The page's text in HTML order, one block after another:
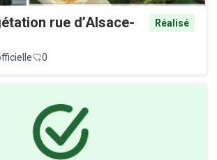
rue d’Alsace-
Réalisé
0